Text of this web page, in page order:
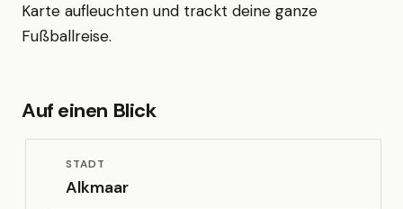
Karte aufleuchten und trackt deine ganze
Fußballreise.
Auf einen Blick
STADT
Alkmaar